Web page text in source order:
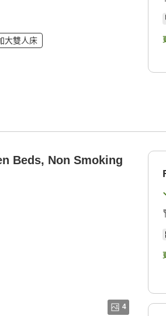
大雙人床
Beds, Non Smoking
4